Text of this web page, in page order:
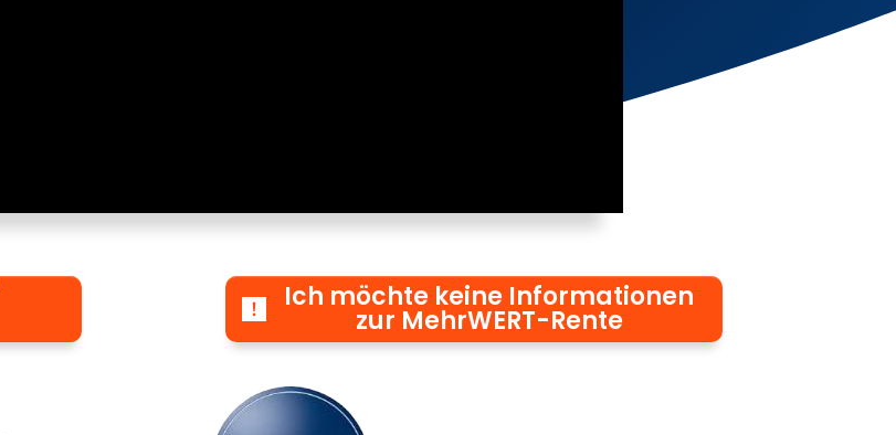
Ich möchte keine Informationen
zur MehrWERT-Rente